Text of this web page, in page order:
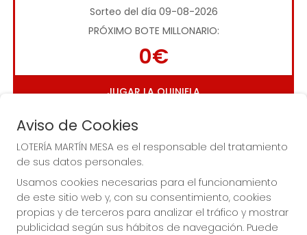
Sorteo del día 09-08-2026
PRÓXIMO BOTE MILLONARIO:
0€
JUGAR LA QUINIELA
Imagen anterior
Aviso de Cookies
LOTERÍA MARTÍN MESA es el responsable del tratamiento
de sus datos personales.
Usamos cookies necesarias para el funcionamiento
de este sitio web y, con su consentimiento, cookies
propias y de terceros para analizar el tráfico y mostrar
publicidad según sus hábitos de navegación. Puede